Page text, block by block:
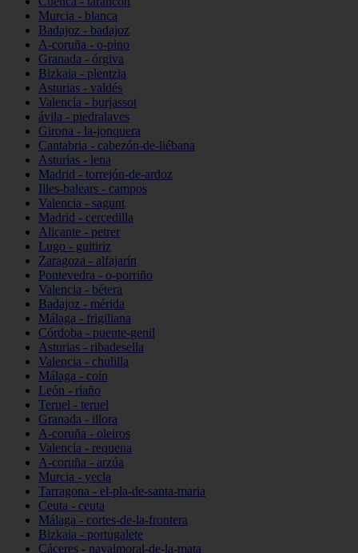
Murcia - blanca
Badajoz - badajoz
A-coruña - o-pino
Granada - órgiva
Bizkaia - plentzia
Asturias - valdés
Valencia - burjassot
ávila - piedralaves
Girona - la-jonquera
Cantabria - cabezón-de-liébana
Asturias - lena
Madrid - torrejón-de-ardoz
Illes-balears - campos
Valencia - sagunt
Madrid - cercedilla
Alicante - petrer
Lugo - guitiriz
Zaragoza - alfajarín
Pontevedra - o-porriño
Valencia - bétera
Badajoz - mérida
Málaga - frigiliana
Córdoba - puente-genil
Asturias - ribadesella
Valencia - chulilla
Málaga - coín
León - riaño
Teruel - teruel
Granada - illora
A-coruña - oleiros
Valencia - requena
A-coruña - arzúa
Murcia - yecla
Tarragona - el-pla-de-santa-maria
Ceuta - ceuta
Málaga - cortes-de-la-frontera
Bizkaia - portugalete
Cáceres - navalmoral-de-la-mata